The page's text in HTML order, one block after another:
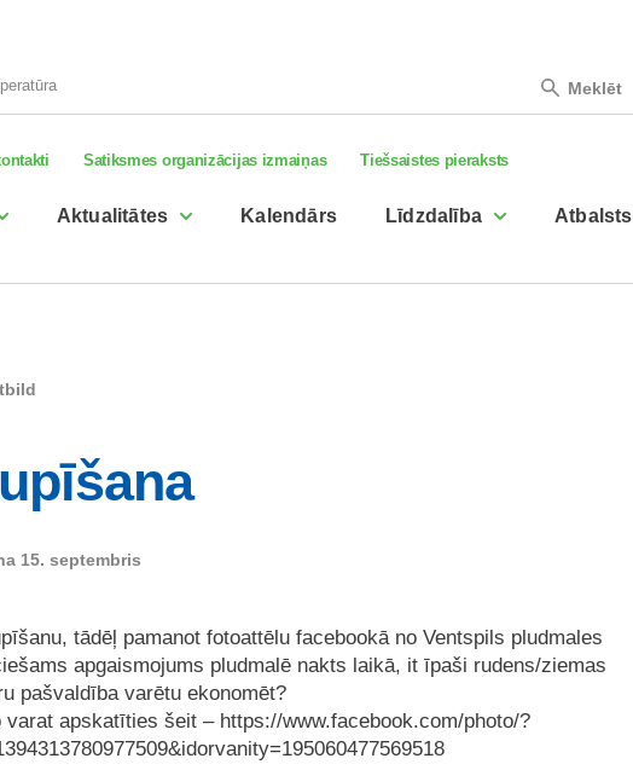
Meklēt
Satiksmes organizācijas izmaiņas Tiešsaistes pieraksts
Aktualitātes Kalendārs Līdzdalība Atbalsts
15. septembris
tādēļ pamanot fotoattēlu facebookā no Ventspils pludmales
apgaismojums pludmalē nakts laikā, it īpaši rudens/ziemas
pašvaldība varētu ekonomēt?
apskatīties šeit – https://www.facebook.com/photo/?